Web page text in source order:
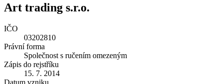
Art trading s.r.o.
IČO
03202810
Právní forma
Společnost s ručením omezeným
Zápis do rejstříku
15. 7. 2014
Datum vzniku